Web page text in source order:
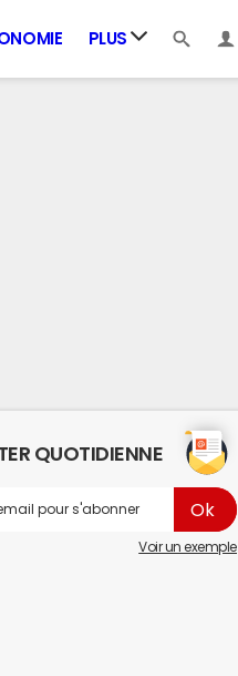
PLUS
QUOTIDIENNE
Voir un exemple